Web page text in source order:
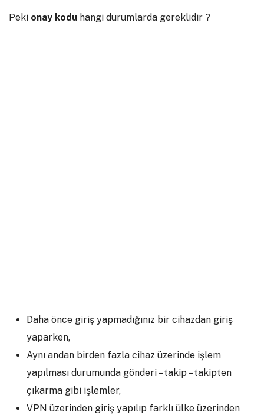
Peki onay kodu hangi durumlarda gereklidir ?
Daha önce giriş yapmadığınız bir cihazdan giriş
yaparken,
Aynı andan birden fazla cihaz üzerinde işlem
yapılması durumunda gönderi – takip – takipten
çıkarma gibi işlemler,
VPN üzerinden giriş yapılıp farklı ülke üzerinden